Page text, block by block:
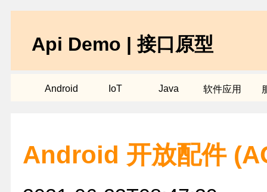
Api Demo | 接口原型
Android IoT Java 软件应用
Android 开放配件